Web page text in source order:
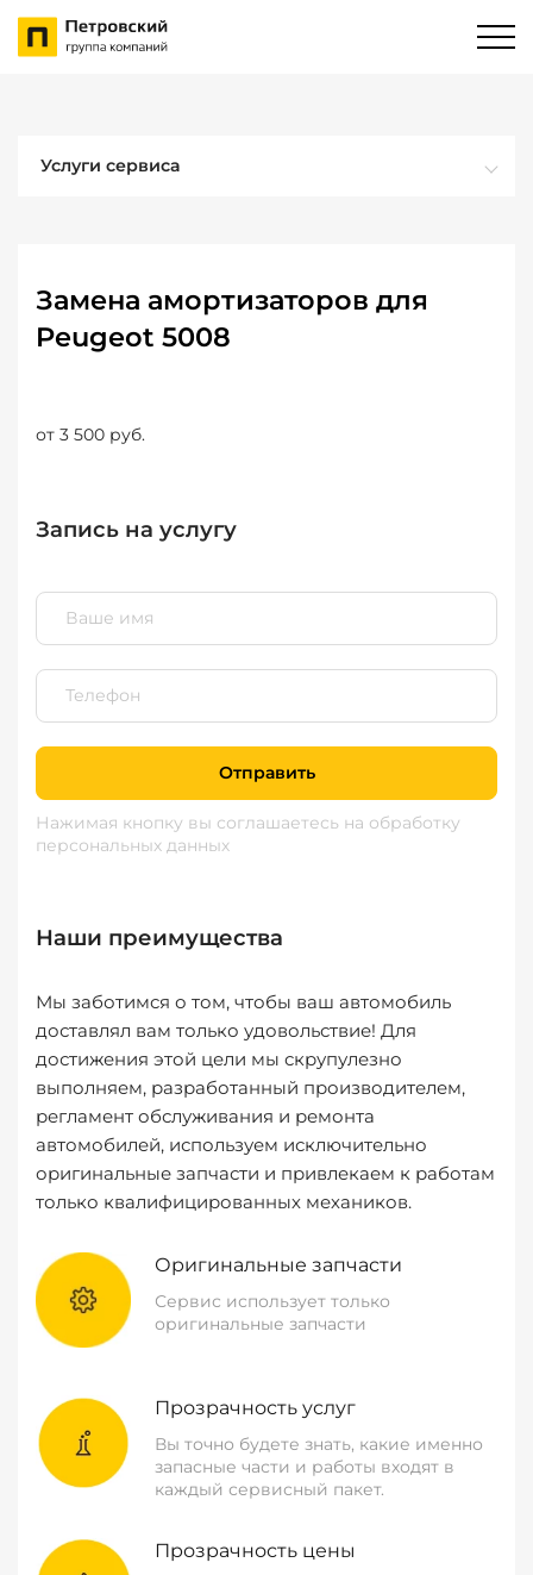
Услуги сервиса
Замена амортизаторов для
Peugeot 5008
от 3 500 руб.
Запись на услугу
Отправить
Нажимая кнопку вы соглашаетесь на обработку
персональных данных
Наши преимущества
Мы заботимся о том, чтобы ваш автомобиль
доставлял вам только удовольствие! Для
достижения этой цели мы скрупулезно
выполняем, разработанный производителем,
регламент обслуживания и ремонта
автомобилей, используем исключительно
оригинальные запчасти и привлекаем к работам
только квалифицированных механиков.
Оригинальные запчасти
Сервис использует только
оригинальные запчасти
Прозрачность услуг
Вы точно будете знать, какие именно
запасные части и работы входят в
каждый сервисный пакет.
Прозрачность цены